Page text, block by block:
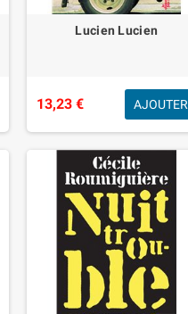
Lucien Lucien
13,23 € AJOUTER